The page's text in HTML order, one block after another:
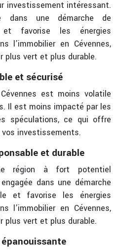
investissement intéressant.
dans une démarche de
et favorise les énergies
l’immobilier en Cévennes,
plus vert et plus durable.
et sécurisé
est moins volatile
Il est moins impacté par les
spéculations, ce qui offre
investissements.
et durable
région à fort potentiel
dans une démarche
et favorise les énergies
l’immobilier en Cévennes,
plus vert et plus durable.